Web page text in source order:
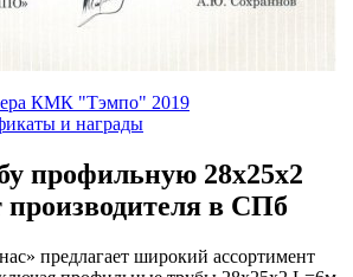
КМК "Тэмпо" 2019
и награды
профильную 28х25х2
производителя в СПб
предлагает широкий ассортимент